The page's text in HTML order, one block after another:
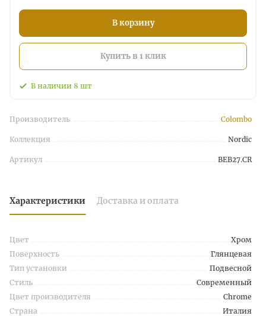
В корзину
Купить в 1 клик
В наличии 8 шт
Производитель Colombo
Коллекция Nordic
Артикул BEB27.CR
Характеристики Доставка и оплата
Цвет
Хром
Поверхность
Глянцевая
Тип установки
Подвесной
Стиль
Современный
Цвет производителя
Chrome
Страна
Италия